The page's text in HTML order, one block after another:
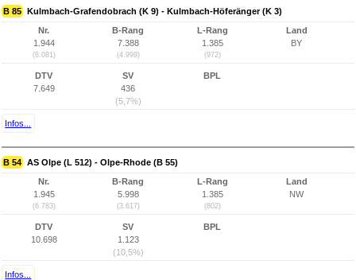
B 85 Kulmbach-Grafendobrach (K 9) - Kulmbach-Höferänger (K 3)
Nr.
1.944
(8.081)
B-Rang
7.388
(4.999)
L-Rang
1.385
(972)
Land
BY
DTV
7.649
SV
436
(5,7%)
BPL
Infos...
B 54 AS Olpe (L 512) - Olpe-Rhode (B 55)
Nr.
1.945
(6.783)
B-Rang
5.998
(3.617)
L-Rang
1.385
(802)
Land
NW
DTV
10.698
SV
1.123
(10,5%)
BPL
Infos...